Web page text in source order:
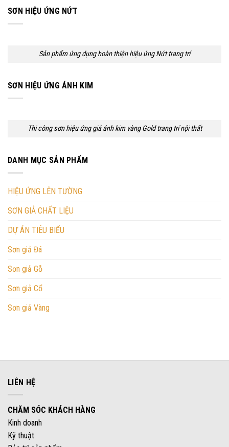
SƠN HIỆU ỨNG NỨT
Sản phẩm ứng dụng hoàn thiện hiệu ứng Nứt trang trí
SƠN HIỆU ỨNG ÁNH KIM
Thi công sơn hiệu ứng giả ánh kim vàng Gold trang trí nội thất
DANH MỤC SẢN PHẨM
HIỆU ỨNG LÊN TƯỜNG
SƠN GIẢ CHẤT LIỆU
DỰ ÁN TIÊU BIỂU
Sơn giả Đá
Sơn giả Gỗ
Sơn giả Cổ
Sơn giả Vàng
LIÊN HỆ
CHĂM SÓC KHÁCH HÀNG
Kinh doanh
Kỹ thuật